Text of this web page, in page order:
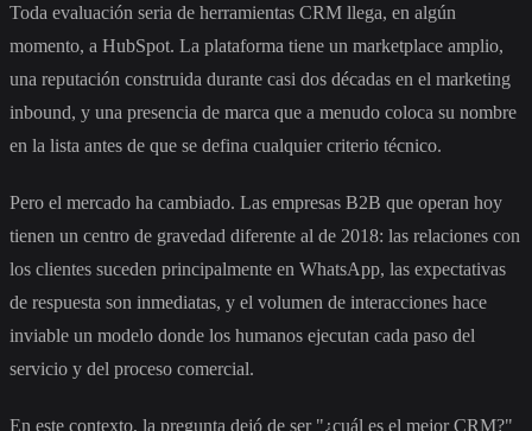
Toda evaluación seria de herramientas CRM llega, en algún
momento, a HubSpot. La plataforma tiene un marketplace amplio,
una reputación construida durante casi dos décadas en el marketing
inbound, y una presencia de marca que a menudo coloca su nombre
en la lista antes de que se defina cualquier criterio técnico.
Pero el mercado ha cambiado. Las empresas B2B que operan hoy
tienen un centro de gravedad diferente al de 2018: las relaciones con
los clientes suceden principalmente en WhatsApp, las expectativas
de respuesta son inmediatas, y el volumen de interacciones hace
inviable un modelo donde los humanos ejecutan cada paso del
servicio y del proceso comercial.
En este contexto, la pregunta dejó de ser "¿cuál es el mejor CRM?"